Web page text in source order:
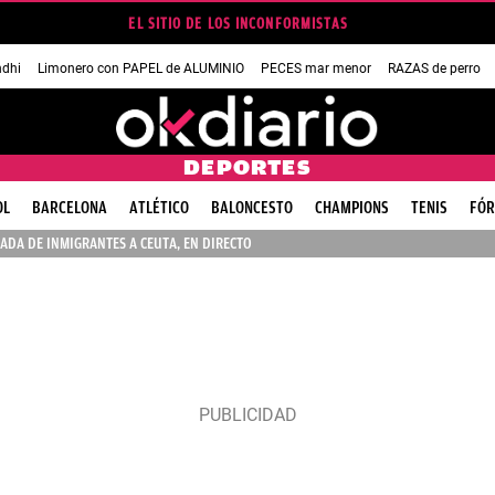
EL SITIO DE LOS INCONFORMISTAS
Limonero con PAPEL de ALUMINIO PECES mar menor RAZAS de perro
DEPORTES
BARCELONA ATLÉTICO BALONCESTO CHAMPIONS TENIS
DE INMIGRANTES A CEUTA, EN DIRECTO